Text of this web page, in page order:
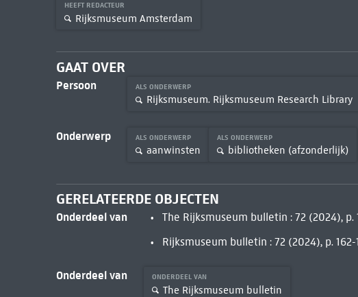
HEEFT REDACTEUR
Rijksmuseum Amsterdam
GAAT OVER
Persoon ALS ONDERWERP
Rijksmuseum. Rijksmuseum Research Library
Onderwerp ALS ONDERWERP
aanwinsten
ALS ONDERWERP
bibliotheken (afzonderlijk)
GERELATEERDE OBJECTEN
Onderdeel van
The Rijksmuseum bulletin : 72 (2024), p.
Rijksmuseum bulletin : 72 (2024), p. 162-
Onderdeel van ONDERDEEL VAN
The Rijksmuseum bulletin